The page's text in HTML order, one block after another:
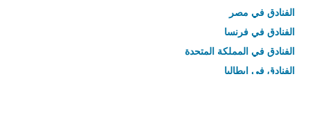
الفنادق في مصر
الفنادق في فرنسا
الفنادق في المملكة المتحدة
الفنادق في إيطاليا